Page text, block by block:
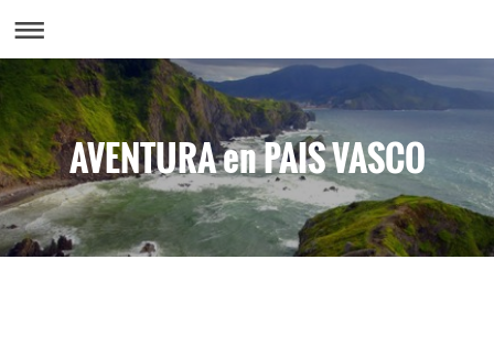
AVENTURA en PAIS VASCO